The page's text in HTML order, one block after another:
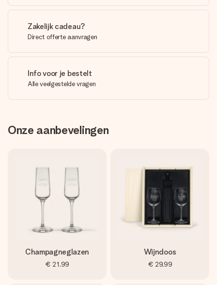
Zakelijk cadeau?
Direct offerte aanvragen
Info voor je bestelt
Alle veelgestelde vragen
Onze aanbevelingen
Champagneglazen
€ 21,99
Wijndoos
€ 29,99